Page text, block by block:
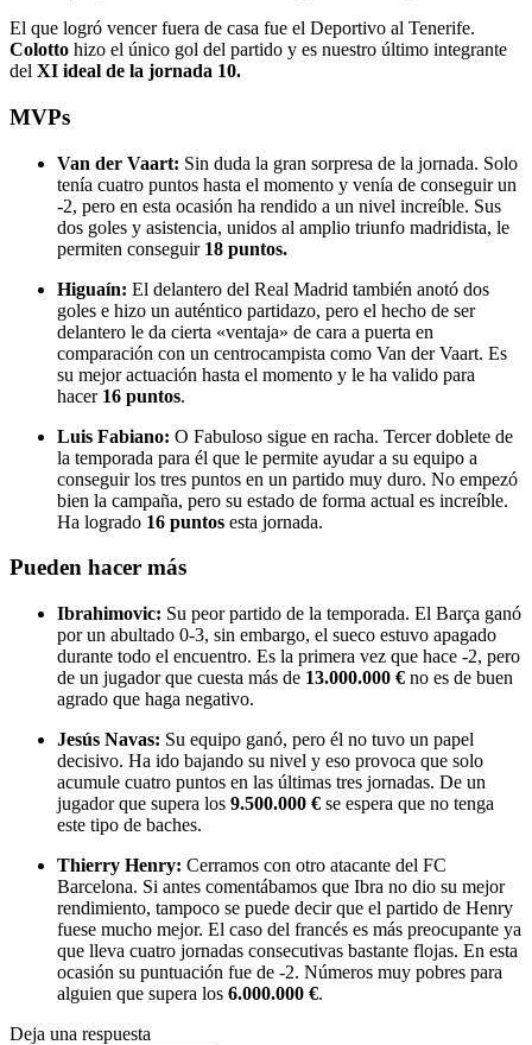
El que logró vencer fuera de casa fue el Deportivo al Tenerife.
Colotto hizo el único gol del partido y es nuestro último integrante
del XI ideal de la jornada 10.
MVPs
Van der Vaart: Sin duda la gran sorpresa de la jornada. Solo
tenía cuatro puntos hasta el momento y venía de conseguir un
-2, pero en esta ocasión ha rendido a un nivel increíble. Sus
dos goles y asistencia, unidos al amplio triunfo madridista, le
permiten conseguir 18 puntos.
Higuaín: El delantero del Real Madrid también anotó dos
goles e hizo un auténtico partidazo, pero el hecho de ser
delantero le da cierta «ventaja» de cara a puerta en
comparación con un centrocampista como Van der Vaart. Es
su mejor actuación hasta el momento y le ha valido para
hacer 16 puntos.
Luis Fabiano: O Fabuloso sigue en racha. Tercer doblete de
la temporada para él que le permite ayudar a su equipo a
conseguir los tres puntos en un partido muy duro. No empezó
bien la campaña, pero su estado de forma actual es increíble.
Ha logrado 16 puntos esta jornada.
Pueden hacer más
Ibrahimovic: Su peor partido de la temporada. El Barça ganó
por un abultado 0-3, sin embargo, el sueco estuvo apagado
durante todo el encuentro. Es la primera vez que hace -2, pero
de un jugador que cuesta más de 13.000.000 € no es de buen
agrado que haga negativo.
Jesús Navas: Su equipo ganó, pero él no tuvo un papel
decisivo. Ha ido bajando su nivel y eso provoca que solo
acumule cuatro puntos en las últimas tres jornadas. De un
jugador que supera los 9.500.000 € se espera que no tenga
este tipo de baches.
Thierry Henry: Cerramos con otro atacante del FC
Barcelona. Si antes comentábamos que Ibra no dio su mejor
rendimiento, tampoco se puede decir que el partido de Henry
fuese mucho mejor. El caso del francés es más preocupante ya
que lleva cuatro jornadas consecutivas bastante flojas. En esta
ocasión su puntuación fue de -2. Números muy pobres para
alguien que supera los 6.000.000 €.
Deja una respuesta